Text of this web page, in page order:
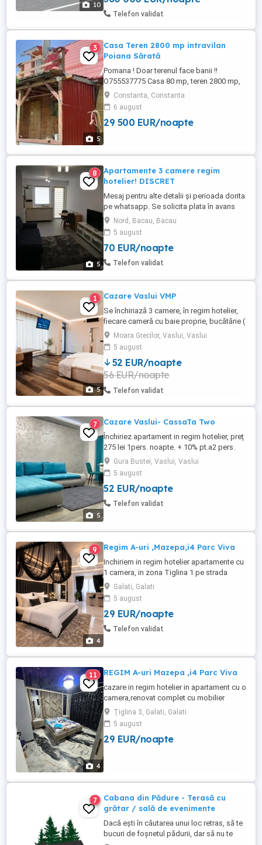
10
suprafata ...
Telefon validat
5
3
Casa Teren 2800 mp intravilan
Poiana Sărată
Pomana ! Doar terenul face banii !!
O755537775 Casa 80 mp, teren 2800 mp,
intravilan și extravilan, sat Poiana Sărată,
jud bacau , iesire la drumul Onești.. Brașov
, punct trafo, pentru panouri solare. apa ,
wc, fosa , curent, livada , vie, 19 metri
Constanta, Constanta
6 august
29 500 EUR/noapte
5
8
Apartamente 3 camere regim
hotelier! DISCRET
Mesaj pentru alte detalii și perioada dorita
pe whatsapp. Se solicita plata în avans
pentru o zi de cazare pentru rezervare.
Pentru minim 3 zile pretul este 350 zi
Inchiriez apartamene 3 camere in regim
hotelier in cartierul rezidential Bacovia,
apartamentul este nou, din 2018, cu loc de
Nord, Bacau, Bacau
5 august
70 EUR/noapte
Telefon validat
5
1 Cazare Vaslui VMP
Se închiriază 3 camere, în regim hotelier,
fiecare cameră cu baie proprie, bucătărie (
chicineta) , balcon, cale de acces
separată. Acestea sunt amplsate într-o
clădire nouă, an construcție 2024, în Mun.
Vaslui, strada Ștefan cel Mare, vis-a-vis de
Spitalul Jud.Vaslui. Prețul este de 275 zi.
pt.1 ...
Moara Grecilor, Vaslui, Vaslui
5 august
52 EUR/noapte
56 EUR/noapte
Telefon validat
5
7 Cazare Vaslui- CassaTa Two
Închiriez apartament in regim hotelier, preț
275 lei 1pers. noapte. + 10% pt.a2 pers.
Pretul este negociabil in funcție de nr.de
persoane, perioada de închiriere. NU
ESCORTE
Gura Bustei, Vaslui, Vaslui
5 august
52 EUR/noapte
Telefon validat
4
9 Regim A-uri ,Mazepa,i4 Parc Viva
Inchiriem in regim hotelier apartamente cu
1 camera, in zona Tiglina 1 pe strada
Brailei. Punem la dispozitie prosoape,
asternuturi (spalate, calcate si
dezinfectate in spalatorii specializate),
obiecte de toaleta (gel de dus, sapun
lichid) pentru a va putea bucura de
Galati, Galati
5 august
29 EUR/noapte
Telefon validat
4
11 REGIM A-uri Mazepa ,i4 Parc Viva
cazare in regim hotelier in apartament cu o
camera,renovat complet cu mobilier
nou.Este utliat cu WIFI,AC tip
inverter,bucatarie complet utilata.
Apartamentul se afla in zona centrala
Mazepa 1,aproape de faleza Dunarii si
Țiglina 3, Galati, Galati
5 august
29 EUR/noapte
7
Cabana din Pădure - Terasă cu
grătar / sală de evenimente
Dacă ești în căutarea unui loc retras, să te
bucuri de foșnetul pădurii, dar să nu te